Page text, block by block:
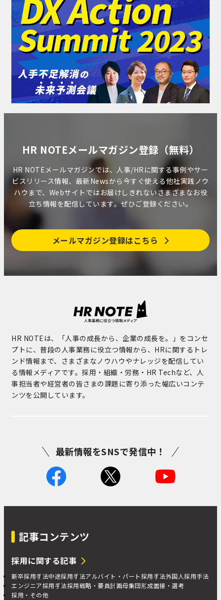
HR NOTEメールマガジン登録（無料）
HR NOTEメールマガジンでは、人事/HRに関する事例やサー
ビスリリース情報、最新Newsから今すぐ使える他社実践ノウ
ハウまで、Webサイトではお届けしきれないさまざまなお役
立ち情報を配信しています。ぜひご登録ください。
メールマガジン登録はこちら
HR NOTEは、「人事の成長から、企業の成長を。」をコンセ
プトに、普段の人事業務に役立つ情報から、HRに関するトレ
ンド情報まで、さまざまなノウハウやナレッジを配信してい
る情報メディアです。採用・組織・労務・HR Techなど、人
事担当者や経営者の皆さまの課題に寄り添った幅広いコンテ
ンツを公開しています。
最新情報をSNSで発信中！
記事コンテンツ
採用に関する記事
新卒採用手法中途採用手法アルバイト・パート採用手法外国人採用手法
エンジニア採用手法採用戦略・要員計画母集団形成面接・選考
採用・その他